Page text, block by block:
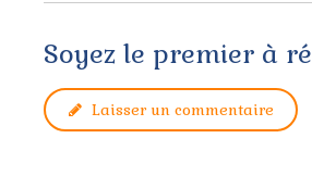
Soyez le premier à
Laisser un commentaire